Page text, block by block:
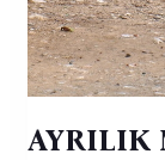
AYRILIK